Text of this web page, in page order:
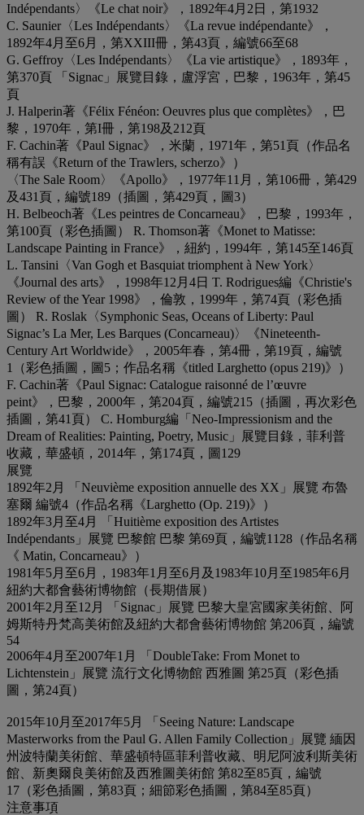
Indépendants〉《Le chat noir》，1892年4月2日，第1932
C. Saunier〈Les Indépendants〉《La revue indépendante》，
1892年4月至6月，第XXIII冊，第43頁，編號66至68
G. Geffroy〈Les Indépendants〉《La vie artistique》，1893年，
第370頁 「Signac」展覽目錄，盧浮宮，巴黎，1963年，第45
頁
J. Halperin著《Félix Fénéon: Oeuvres plus que complètes》，巴
黎，1970年，第I冊，第198及212頁
F. Cachin著《Paul Signac》，米蘭，1971年，第51頁（作品名
稱有誤《Return of the Trawlers, scherzo》）
〈The Sale Room〉《Apollo》，1977年11月，第106冊，第429
及431頁，編號189（插圖，第429頁，圖3）
H. Belbeoch著《Les peintres de Concarneau》，巴黎，1993年，
第100頁（彩色插圖） R. Thomson著《Monet to Matisse:
Landscape Painting in France》，紐約，1994年，第145至146頁
L. Tansini〈Van Gogh et Basquiat triomphent à New York〉
《Journal des arts》，1998年12月4日 T. Rodrigues編《Christie's
Review of the Year 1998》，倫敦，1999年，第74頁（彩色插
圖） R. Roslak〈Symphonic Seas, Oceans of Liberty: Paul
Signac’s La Mer, Les Barques (Concarneau)〉《Nineteenth-
Century Art Worldwide》，2005年春，第4冊，第19頁，編號
1（彩色插圖，圖5；作品名稱《titled Larghetto (opus 219)》）
F. Cachin著《Paul Signac: Catalogue raisonné de l’œuvre
peint》，巴黎，2000年，第204頁，編號215（插圖，再次彩色
插圖，第41頁） C. Homburg編「Neo-Impressionism and the
Dream of Realities: Painting, Poetry, Music」展覽目錄，菲利普
收藏，華盛頓，2014年，第174頁，圖129
展覽
1892年2月 「Neuvième exposition annuelle des XX」展覽 布魯
塞爾 編號4（作品名稱《Larghetto (Op. 219)》）
1892年3月至4月 「Huitième exposition des Artistes
Indépendants」展覽 巴黎館 巴黎 第69頁，編號1128（作品名稱
《 Matin, Concarneau》）
1981年5月至6月，1983年1月至6月及1983年10月至1985年6月
紐約大都會藝術博物館（長期借展）
2001年2月至12月 「Signac」展覽 巴黎大皇宮國家美術館、阿
姆斯特丹梵高美術館及紐約大都會藝術博物館 第206頁，編號
54
2006年4月至2007年1月 「DoubleTake: From Monet to
Lichtenstein」展覽 流行文化博物館 西雅圖 第25頁（彩色插
圖，第24頁）
2015年10月至2017年5月 「Seeing Nature: Landscape
Masterworks from the Paul G. Allen Family Collection」展覽 緬因
州波特蘭美術館、華盛頓特區菲利普收藏、明尼阿波利斯美術
館、新奧爾良美術館及西雅圖美術館 第82至85頁，編號
17（彩色插圖，第83頁；細節彩色插圖，第84至85頁）
注意事項